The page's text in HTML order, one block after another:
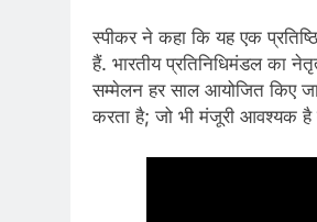
स्पीकर ने कहा कि यह एक
हैं. भारतीय प्रतिनिधिमंडल का
सम्मेलन हर साल आयोजित किए
करता है; जो भी मंजूरी आवश्यक है